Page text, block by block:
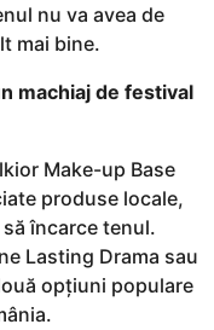
nu va avea de
mai bine.
machiaj de festival
Make-up Base
produse locale,
încarce tenul.
Lasting Drama sau
opțiuni populare